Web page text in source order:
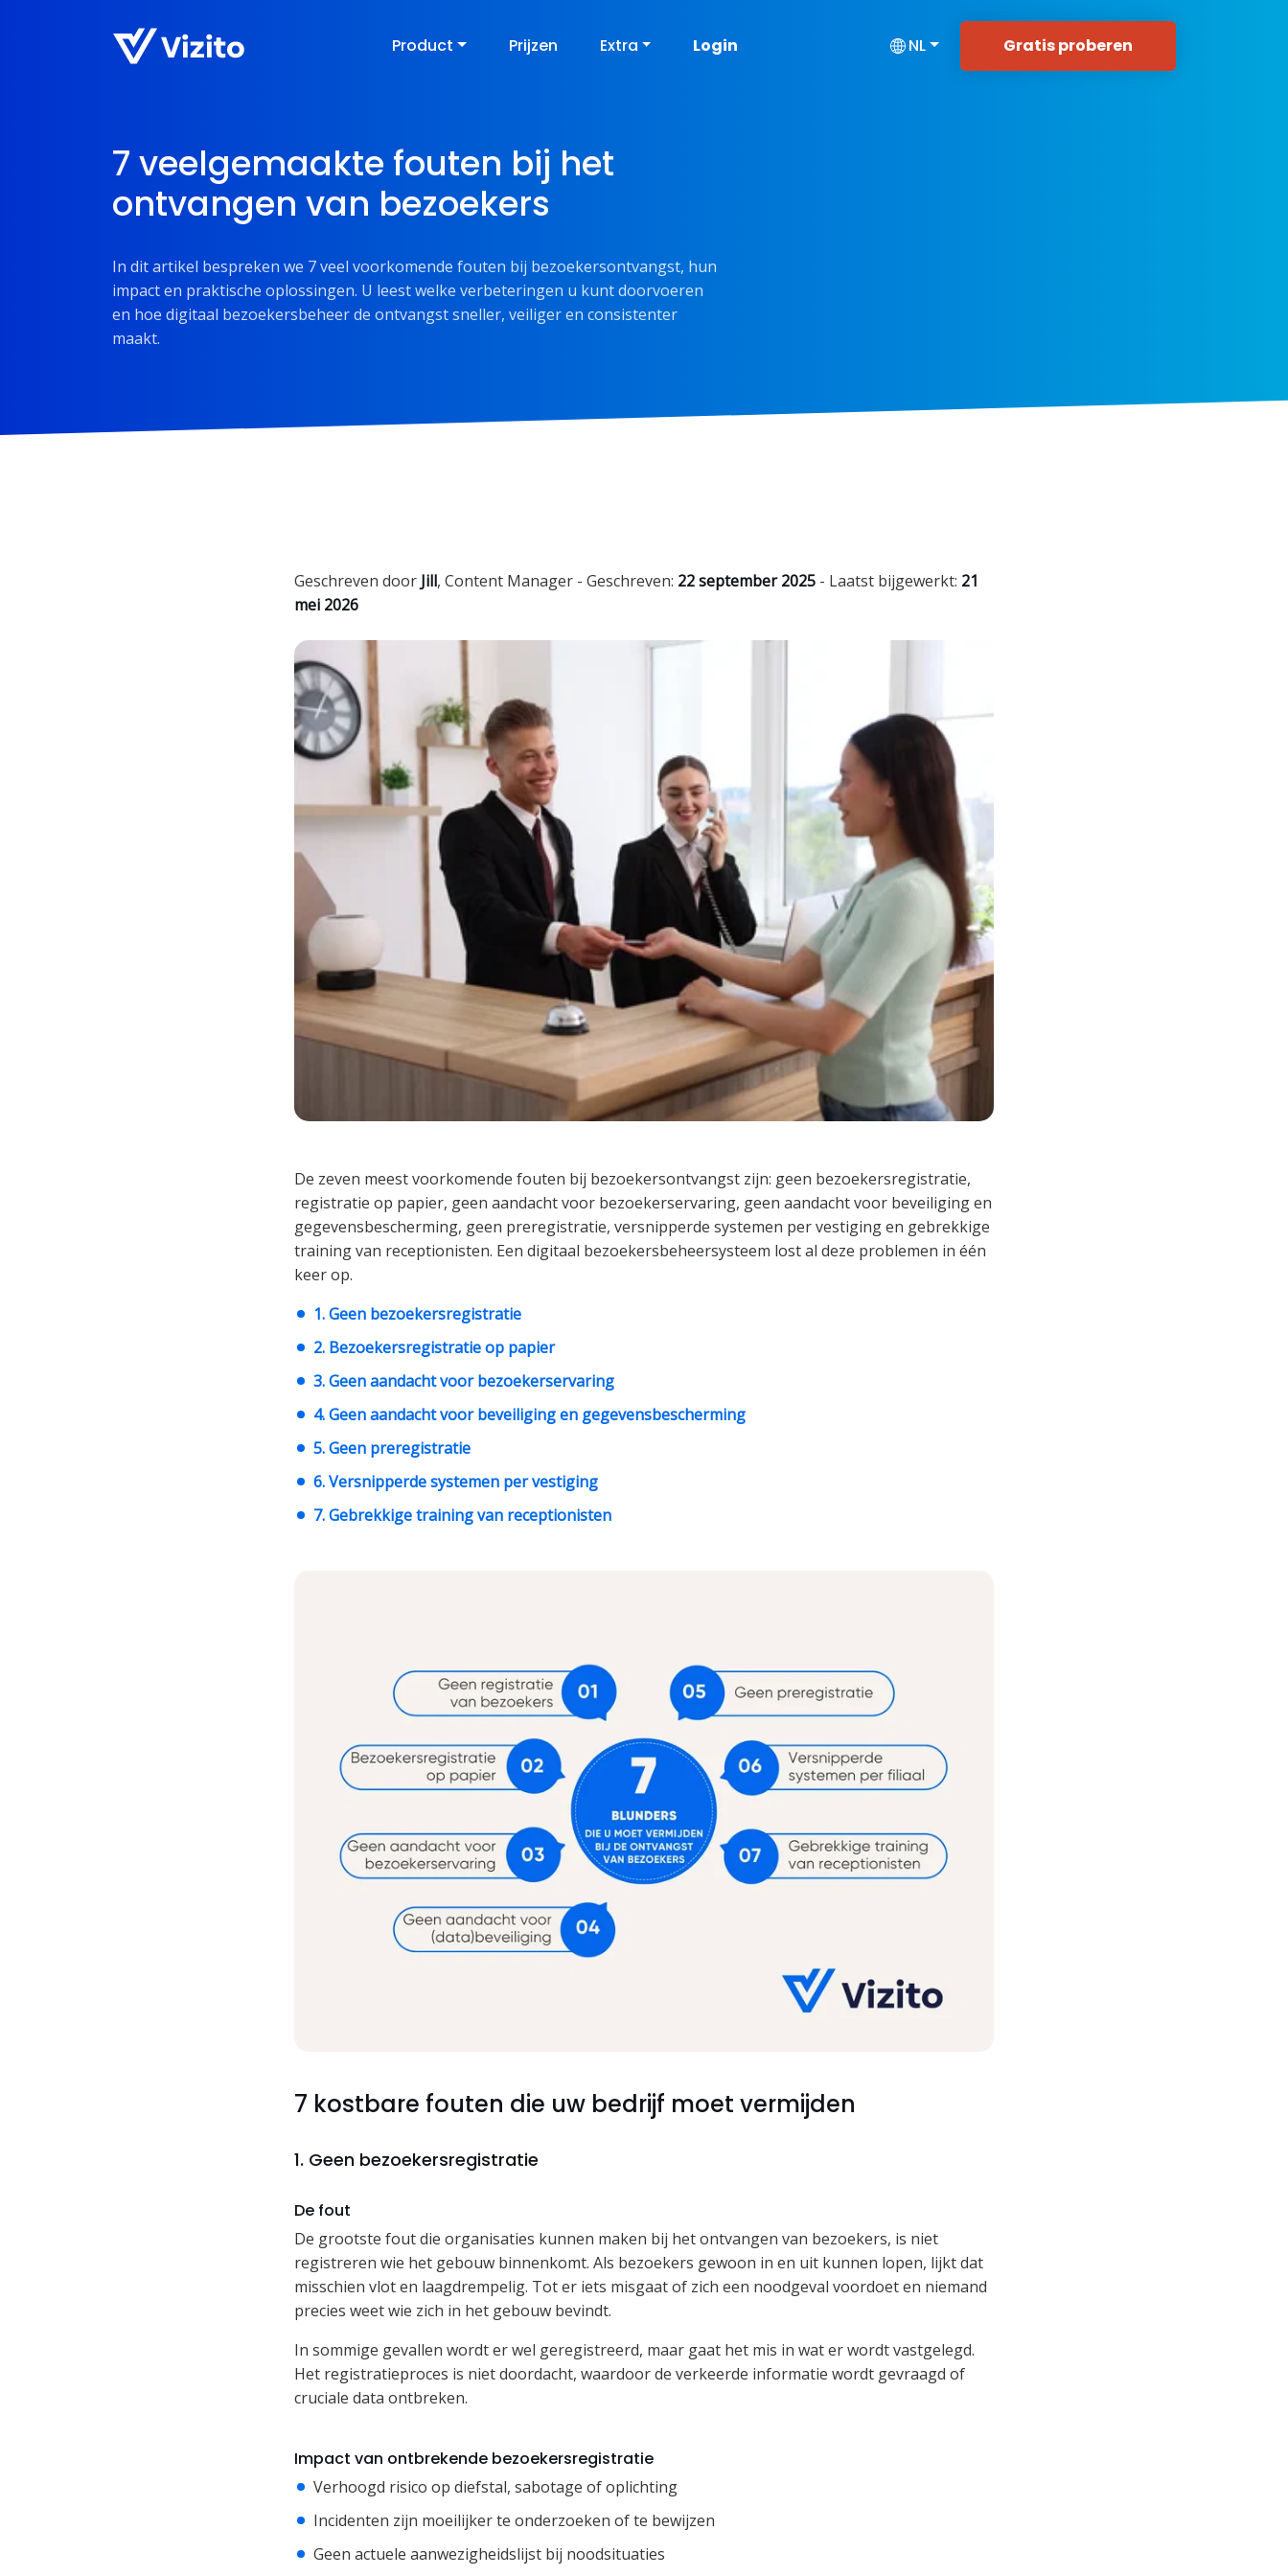
Product Prijzen Extra Login NL Gratis proberen
7 veelgemaakte fouten bij het
ontvangen van bezoekers
In dit artikel bespreken we 7 veel voorkomende fouten bij bezoekersontvangst, hun
impact en praktische oplossingen. U leest welke verbeteringen u kunt doorvoeren
en hoe digitaal bezoekersbeheer de ontvangst sneller, veiliger en consistenter
maakt.
Geschreven door Jill, Content Manager - Geschreven: 22 september 2025 - Laatst bijgewerkt: 21
mei 2026
De zeven meest voorkomende fouten bij bezoekersontvangst zijn: geen bezoekersregistratie,
registratie op papier, geen aandacht voor bezoekerservaring, geen aandacht voor beveiliging en
gegevensbescherming, geen preregistratie, versnipperde systemen per vestiging en gebrekkige
training van receptionisten. Een digitaal bezoekersbeheersysteem lost al deze problemen in één
keer op.
1. Geen bezoekersregistratie
2. Bezoekersregistratie op papier
3. Geen aandacht voor bezoekerservaring
4. Geen aandacht voor beveiliging en gegevensbescherming
5. Geen preregistratie
6. Versnipperde systemen per vestiging
7. Gebrekkige training van receptionisten
7 kostbare fouten die uw bedrijf moet vermijden
1. Geen bezoekersregistratie
De fout
De grootste fout die organisaties kunnen maken bij het ontvangen van bezoekers, is niet
registreren wie het gebouw binnenkomt. Als bezoekers gewoon in en uit kunnen lopen, lijkt dat
misschien vlot en laagdrempelig. Tot er iets misgaat of zich een noodgeval voordoet en niemand
precies weet wie zich in het gebouw bevindt.
In sommige gevallen wordt er wel geregistreerd, maar gaat het mis in wat er wordt vastgelegd.
Het registratieproces is niet doordacht, waardoor de verkeerde informatie wordt gevraagd of
cruciale data ontbreken.
Impact van ontbrekende bezoekersregistratie
Verhoogd risico op diefstal, sabotage of oplichting
Incidenten zijn moeilijker te onderzoeken of te bewijzen
Geen actuele aanwezigheidslijst bij noodsituaties